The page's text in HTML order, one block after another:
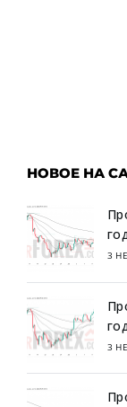
НОВОЕ НА
3
3